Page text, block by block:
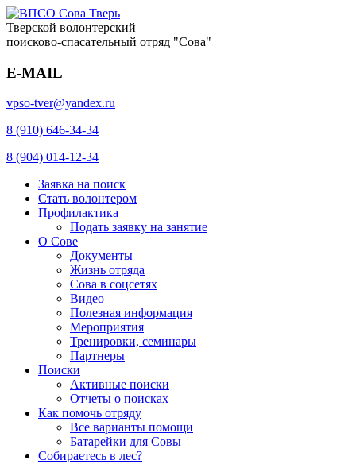
Тверской волонтерский
поисково-спасательный отряд "Сова"
E-MAIL
vpso-tver@yandex.ru
8 (910) 646-34-34
8 (904) 014-12-34
Заявка на поиск
Стать волонтером
Профилактика
Подать заявку на занятие
О Сове
Документы
Жизнь отряда
Сова в соцсетях
Видео
Полезная информация
Мероприятия
Тренировки, семинары
Партнеры
Поиски
Активные поиски
Отчеты о поисках
Как помочь отряду
Все варианты помощи
Батарейки для Совы
Собираетесь в лес?